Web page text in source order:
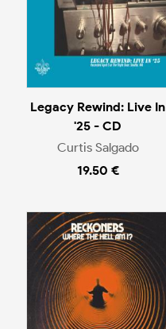
Legacy Rewind: Live In
'25 - CD
Curtis Salgado
19.50 €